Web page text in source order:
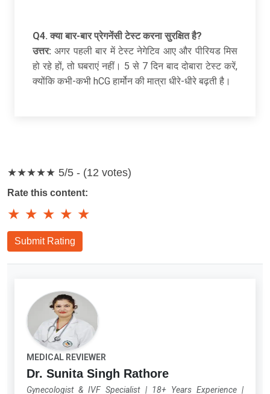
Q4.क्या बार-बार प्रेगनेंसी टेस्ट करना सुरक्षित है?
उत्तर: अगर पहली बार में टेस्ट नेगेटिव आए और पीरियड मिस
हो रहे हों, तो घबराएं नहीं। 5 से 7 दिन बाद दोबारा टेस्ट करें,
क्योंकि कभी-कभी hCG हार्मोन की मात्रा धीरे-धीरे बढ़ती है।
★★★★★ 5/5 - (12 votes)
Rate this content:
★ ★ ★ ★ ★
Submit Rating
MEDICAL REVIEWER
Dr. Sunita Singh Rathore
Gynecologist & IVF Specialist| 18+ Years Experience|